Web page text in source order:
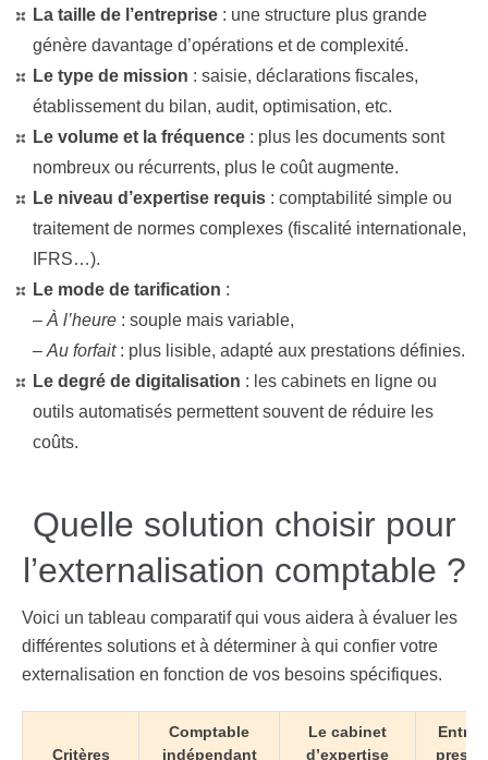
La taille de l’entreprise : une structure plus grande
génère davantage d’opérations et de complexité.
Le type de mission : saisie, déclarations fiscales,
établissement du bilan, audit, optimisation, etc.
Le volume et la fréquence : plus les documents sont
nombreux ou récurrents, plus le coût augmente.
Le niveau d’expertise requis : comptabilité simple ou
traitement de normes complexes (fiscalité internationale,
IFRS…).
Le mode de tarification :
– À l’heure : souple mais variable,
– Au forfait: plus lisible, adapté aux prestations définies.
Le degré de digitalisation : les cabinets en ligne ou
outils automatisés permettent souvent de réduire les
coûts.
Quelle solution choisir pour
l’externalisation comptable ?
Voici un tableau comparatif qui vous aidera à évaluer les
différentes solutions et à déterminer à qui confier votre
externalisation en fonction de vos besoins spécifiques.
Critères
Comptable
indépendant
Le cabinet
d’expertise